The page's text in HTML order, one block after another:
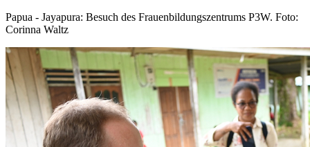
Papua - Jayapura: Besuch des Frauenbildungszentrums P3W. Foto:
Corinna Waltz